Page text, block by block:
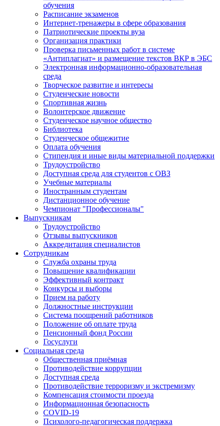
обучения
Расписание экзаменов
Интернет-тренажеры в сфере образования
Патриотические проекты вуза
Организация практики
Проверка письменных работ в системе
«Антиплагиат» и размещение текстов ВКР в ЭБС
Электронная информационно-образовательная
среда
Творческое развитие и интересы
Студенческие новости
Спортивная жизнь
Волонтерское движение
Студенческое научное общество
Библиотека
Студенческое общежитие
Оплата обучения
Стипендия и иные виды материальной поддержки
Трудоустройство
Доступная среда для студентов с ОВЗ
Учебные материалы
Иностранным студентам
Дистанционное обучение
Чемпионат "Профессионалы"
Выпускникам
Трудоустройство
Отзывы выпускников
Аккредитация специалистов
Сотрудникам
Служба охраны труда
Повышение квалификации
Эффективный контракт
Конкурсы и выборы
Прием на работу
Должностные инструкции
Система поощрений работников
Положение об оплате труда
Пенсионный фонд России
Госуслуги
Социальная среда
Общественная приёмная
Противодействие коррупции
Доступная среда
Противодействие терроризму и экстремизму
Компенсация стоимости проезда
Информационная безопасность
COVID-19
Психолого-педагогическая поддержка